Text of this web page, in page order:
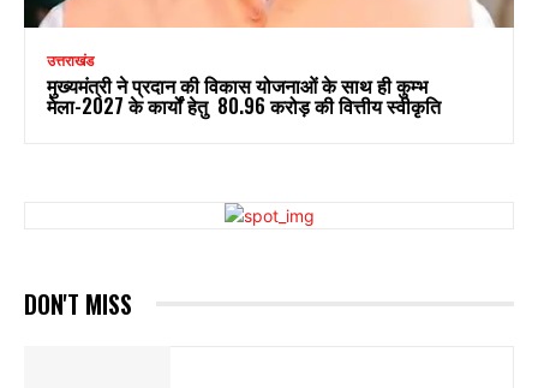
उत्तराखंड
मुख्यमंत्री ने प्रदान की विकास योजनाओं के साथ ही कुम्भ
मेला-2027 के कार्यों हेतु ₹ 80.96 करोड़ की वित्तीय स्वीकृति
DON'T MISS